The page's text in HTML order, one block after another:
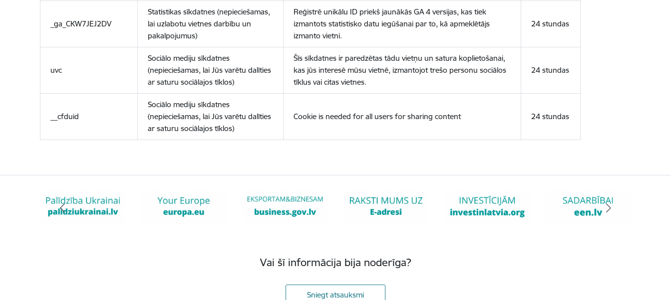
_ga_CKW7JEJ2DV
Statistikas sīkdatnes (nepieciešamas,
lai uzlabotu vietnes darbību un
pakalpojumus)
Reģistrē unikālu ID priekš jaunākās GA 4 versijas, kas tiek
izmantots statistisko datu iegūšanai par to, kā apmeklētājs
izmanto vietni.
24 stundas
uvc
Sociālo mediju sīkdatnes
(nepieciešamas, lai Jūs varētu dalīties
ar saturu sociālajos tīklos)
Šīs sīkdatnes ir paredzētas tādu vietņu un satura koplietošanai,
kas jūs interesē mūsu vietnē, izmantojot trešo personu sociālos
tīklus vai citas vietnes.
24 stundas
__cfduid
Sociālo mediju sīkdatnes
(nepieciešamas, lai Jūs varētu dalīties
ar saturu sociālajos tīklos)
Cookie is needed for all users for sharing content 24 stundas
Vai šī informācija bija noderīga?
Sniegt atsauksmi